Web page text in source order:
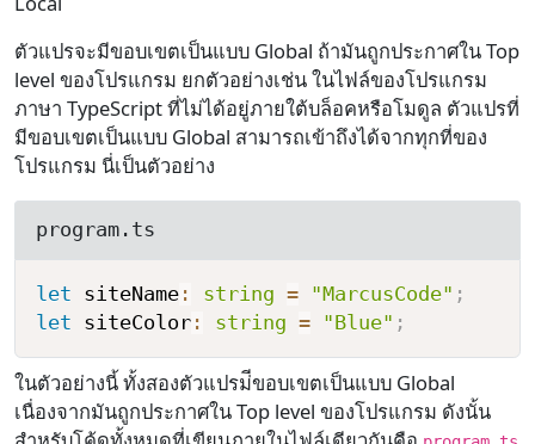
ตัวแปรจะมีขอบเขตเป็นแบบ Global ถ้ามันถูกประกาศใน Top
level ของโปรแกรม ยกตัวอย่างเช่น ในไฟล์ของโปรแกรม
ภาษา TypeScript ที่ไม่ได้อยู่ภายใต้บล็อคหรือโมดูล ตัวแปรที่
มีขอบเขตเป็นแบบ Global สามารถเข้าถึงได้จากทุกที่ของ
โปรแกรม นี่เป็นตัวอย่าง
program.ts
let siteName: string = "MarcusCode" ;
let siteColor: string = "Blue" ;
ในตัวอย่างนี้ ทั้งสองตัวแปรม่ีขอบเขตเป็นแบบ Global
เนื่องจากมันถูกประกาศใน Top level ของโปรแกรม ดังนั้น